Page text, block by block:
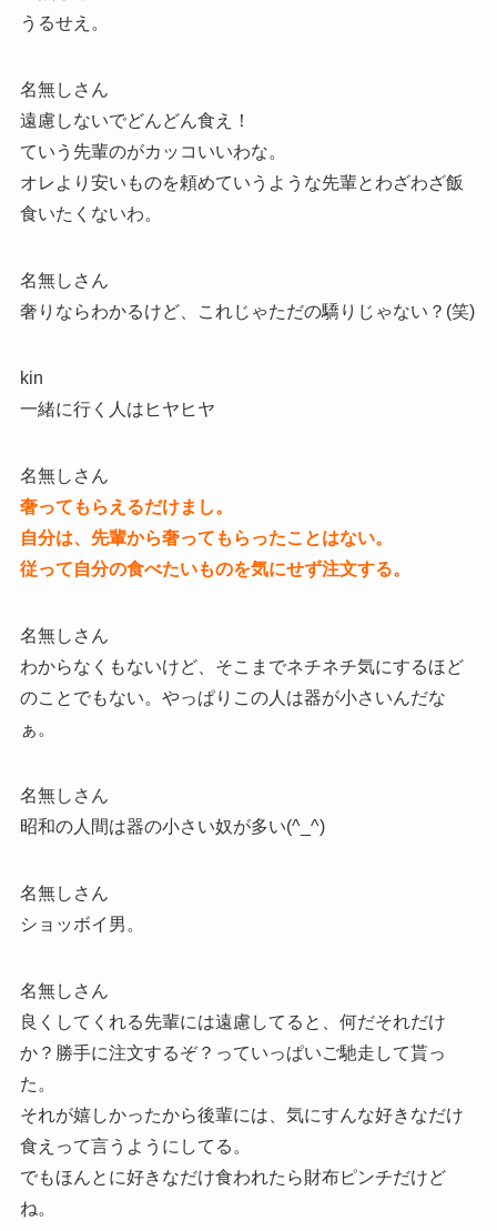
うるせえ。
名無しさん
遠慮しないでどんどん食え！
ていう先輩のがカッコいいわな。
オレより安いものを頼めていうような先輩とわざわざ飯
食いたくないわ。
名無しさん
奢りならわかるけど、これじゃただの驕りじゃない？(笑)
kin
一緒に行く人はヒヤヒヤ
名無しさん
奢ってもらえるだけまし。
自分は、先輩から奢ってもらったことはない。
従って自分の食べたいものを気にせず注文する。
名無しさん
わからなくもないけど、そこまでネチネチ気にするほど
のことでもない。やっぱりこの人は器が小さいんだな
ぁ。
名無しさん
昭和の人間は器の小さい奴が多い(^_^)
名無しさん
ショッボイ男。
名無しさん
良くしてくれる先輩には遠慮してると、何だそれだけ
か？勝手に注文するぞ？っていっぱいご馳走して貰っ
た。
それが嬉しかったから後輩には、気にすんな好きなだけ
食えって言うようにしてる。
でもほんとに好きなだけ食われたら財布ピンチだけど
ね。